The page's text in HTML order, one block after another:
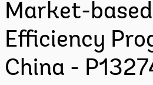
Market-
Efficiency
China -